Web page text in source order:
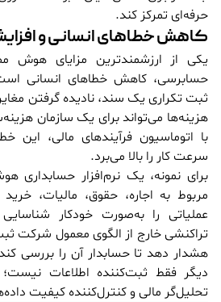
حرفه‌ای تمرکز کند.
کاهش خطاهای انسانی و
یکی از ارزشمندترین مزایای هوش
حسابرسی، کاهش خطاهای انسانی
ثبت تکراری یک سند، نادیده گرفتن
هزینه‌ها می‌تواند برای یک سازمان
با اتوماسیون فرآیندهای مالی، این
سرعت کار را بالا می‌برد.
برای نمونه، یک نرم‌افزار حسابداری
مربوط به اجاره، حقوق، مالیات،
عملیاتی را به‌صورت خودکار
تراکنشی خارج از الگوی معمول شرکت
هشدار دهد تا حسابدار آن را بررسی
دیگر فقط ثبت‌کننده اطلاعات نیست؛
تحلیل‌گر مالی و کنترل‌کننده کیفیت